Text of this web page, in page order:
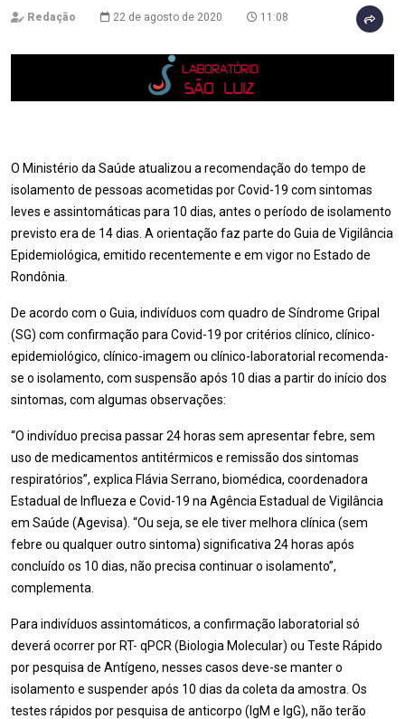
Redação 22 de agosto de 2020 11:08
O Ministério da Saúde atualizou a recomendação do tempo de
isolamento de pessoas acometidas por Covid-19 com sintomas
leves e assintomáticas para 10 dias, antes o período de isolamento
previsto era de 14 dias. A orientação faz parte do Guia de Vigilância
Epidemiológica, emitido recentemente e em vigor no Estado de
Rondônia.
De acordo com o Guia, indivíduos com quadro de Síndrome Gripal
(SG) com confirmação para Covid-19 por critérios clínico, clínico-
epidemiológico, clínico-imagem ou clínico-laboratorial recomenda-
se o isolamento, com suspensão após 10 dias a partir do início dos
sintomas, com algumas observações:
“O indivíduo precisa passar 24 horas sem apresentar febre, sem
uso de medicamentos antitérmicos e remissão dos sintomas
respiratórios”, explica Flávia Serrano, biomédica, coordenadora
Estadual de Influeza e Covid-19 na Agência Estadual de Vigilância
em Saúde (Agevisa). “Ou seja, se ele tiver melhora clínica (sem
febre ou qualquer outro sintoma) significativa 24 horas após
concluído os 10 dias, não precisa continuar o isolamento”,
complementa.
Para indivíduos assintomáticos, a confirmação laboratorial só
deverá ocorrer por RT- qPCR (Biologia Molecular) ou Teste Rápido
por pesquisa de Antígeno, nesses casos deve-se manter o
isolamento e suspender após 10 dias da coleta da amostra. Os
testes rápidos por pesquisa de anticorpo (IgM e IgG), não terão